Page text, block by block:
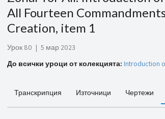
All Fourteen
Creation, item 1
Урок 80 | 5 мар 2023
До всички уроци от колекцията: Introduction
Транскрипция Източници Чертежи